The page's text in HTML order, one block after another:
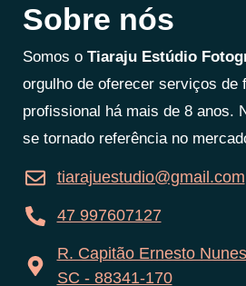
Sobre nós
Somos o Tiaraju Estúdio
orgulho de oferecer serviços de
profissional há mais de 8 anos.
se tornado referência no
tiarajuestudio@gmail.com
47 997607127
R. Capitão Ernesto
SC - 88341-170